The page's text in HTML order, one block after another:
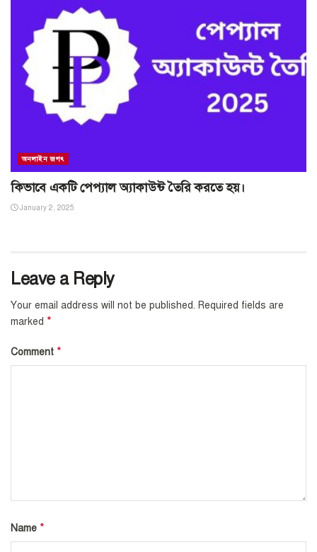
অনলাইন জগৎ
কিভাবে একটি পেপ্যাল অ্যাকাউন্ট তৈরি করতে হয়।
January 2, 2025
Leave a Reply
Your email address will not be published. Required fields are
marked *
Comment *
Name *